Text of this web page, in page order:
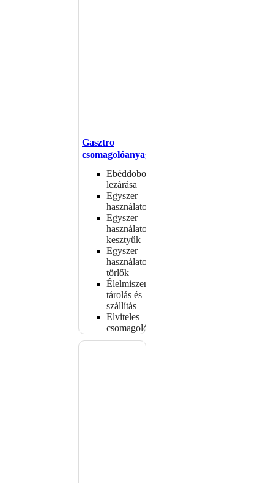
Gasztro
csomagolóanyagok
Ebéddobozok
lezárása
Egyszer
használatos
Egyszer
használatos
kesztyűk
Egyszer
használatos
törlők
Élelmiszer-
tárolás és
szállítás
Elviteles
csomagolóanyagok